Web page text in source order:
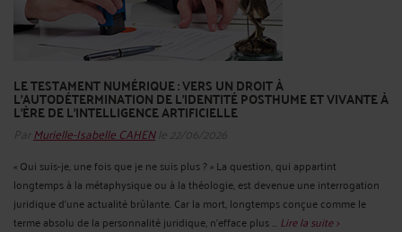
LE TESTAMENT NUMÉRIQUE : VERS UN DROIT À
L'AUTODÉTERMINATION DE L'IDENTITÉ POSTHUME ET VIVANTE À
L'ÈRE DE L'INTELLIGENCE ARTIFICIELLE
Par Murielle-Isabelle CAHENle 22/06/2026
« Qui suis-je, une fois que je ne suis plus ? » La question, qui appartint
longtemps à la métaphysique ou à la théologie, est devenue une interrogation
juridique d’une actualité brûlante. Car la mort, longtemps conçue comme le
terme absolu de la personnalité juridique, n’efface plus ... Lire la suite >